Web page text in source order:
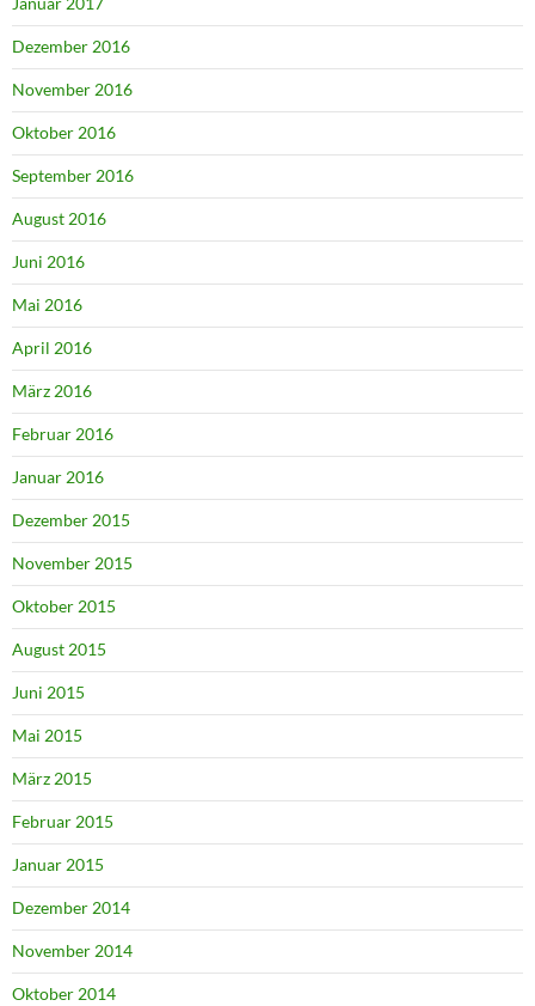
Dezember 2016
November 2016
Oktober 2016
September 2016
August 2016
Juni 2016
Mai 2016
April 2016
März 2016
Februar 2016
Januar 2016
Dezember 2015
November 2015
Oktober 2015
August 2015
Juni 2015
Mai 2015
März 2015
Februar 2015
Januar 2015
Dezember 2014
November 2014
Oktober 2014